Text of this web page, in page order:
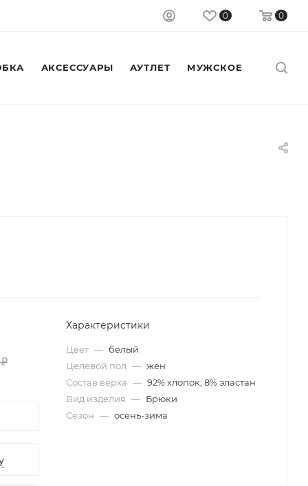
0 0
АКСЕССУАРЫ АУТЛЕТ МУЖСКОЕ
Характеристики
Цвет — белый
Целевой пол — жен
Состав верха — 92% хлопок; 8% эластан
Вид изделия — Брюки
Сезон — осень-зима